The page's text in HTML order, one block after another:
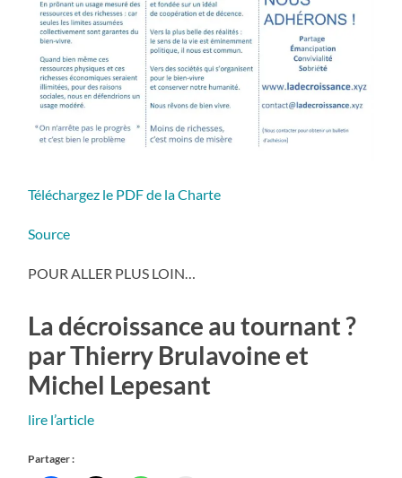
Téléchargez le PDF de la Charte
Source
POUR ALLER PLUS LOIN…
La décroissance au tournant ?
par Thierry Brulavoine et
Michel Lepesant
lire l’article
Partager :